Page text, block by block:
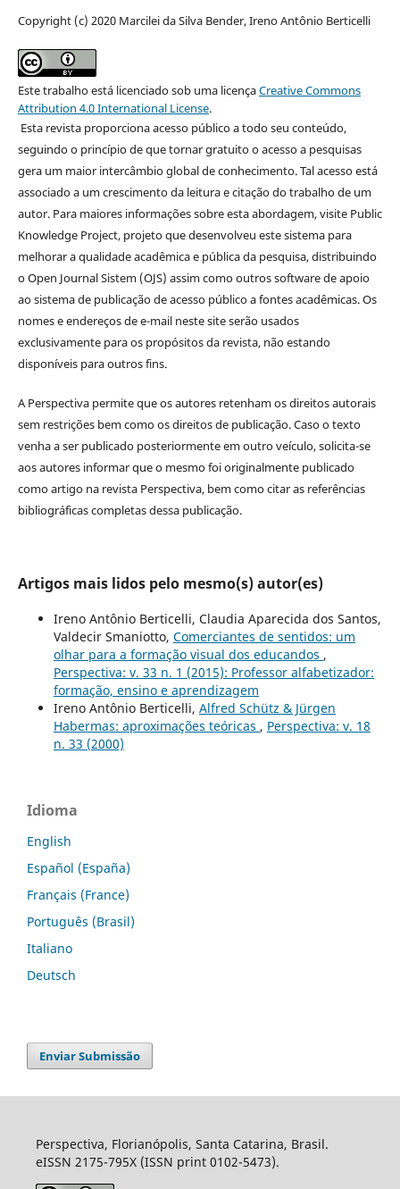
Copyright (c) 2020 Marcilei da Silva Bender, Ireno Antônio Berticelli
Este trabalho está licenciado sob uma licençaCreative Commons
Attribution 4.0 International License.
Esta revista proporciona acesso público a todo seu conteúdo,
seguindo o princípio de que tornar gratuito o acesso a pesquisas
gera um maior intercâmbio global de conhecimento. Tal acesso está
associado a um crescimento da leitura e citação do trabalho de um
autor. Para maiores informações sobre esta abordagem, visite Public
Knowledge Project, projeto que desenvolveu este sistema para
melhorar a qualidade acadêmica e pública da pesquisa, distribuindo
o Open Journal Sistem (OJS) assim como outros software de apoio
ao sistema de publicação de acesso público a fontes acadêmicas. Os
nomes e endereços de e-mail neste site serão usados
exclusivamente para os propósitos da revista, não estando
disponíveis para outros fins.
A Perspectiva permite que os autores retenham os direitos autorais
sem restrições bem como os direitos de publicação. Caso o texto
venha a ser publicado posteriormente em outro veículo, solicita-se
aos autores informar que o mesmo foi originalmente publicado
como artigo na revista Perspectiva, bem como citar as referências
bibliográficas completas dessa publicação.
Artigos mais lidos pelo mesmo(s) autor(es)
Ireno Antônio Berticelli, Claudia Aparecida dos Santos,
Valdecir Smaniotto, Comerciantes de sentidos: um
olhar para a formação visual dos educandos ,
Perspectiva: v. 33 n. 1 (2015): Professor alfabetizador:
formação, ensino e aprendizagem
Ireno Antônio Berticelli, Alfred Schütz & Jürgen
Habermas: aproximações teóricas , Perspectiva: v. 18
n. 33 (2000)
Idioma
English
Español (España)
Français (France)
Português (Brasil)
Italiano
Deutsch
Enviar Submissão
Perspectiva, Florianópolis, Santa Catarina, Brasil.
eISSN 2175-795X (ISSN print 0102-5473).